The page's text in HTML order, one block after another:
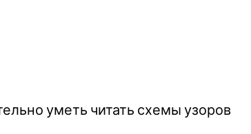
уметь читать схемы узоров